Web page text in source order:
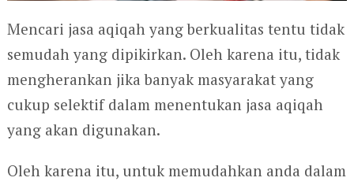
Mencari jasa aqiqah yang berkualitas tentu tidak
semudah yang dipikirkan. Oleh karena itu, tidak
mengherankan jika banyak masyarakat yang
cukup selektif dalam menentukan jasa aqiqah
yang akan digunakan.
Oleh karena itu, untuk memudahkan anda dalam